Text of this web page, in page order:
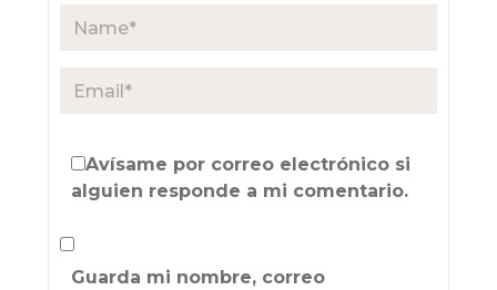
Avísame por correo electrónico si
alguien responde a mi comentario.
Guarda mi nombre, correo